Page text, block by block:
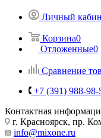
Личный
Корзина0
Отложенные0
Сравнение
+7 (391) 988-98-
Контактная
г. Красноярск, пр.
info@mixone.ru